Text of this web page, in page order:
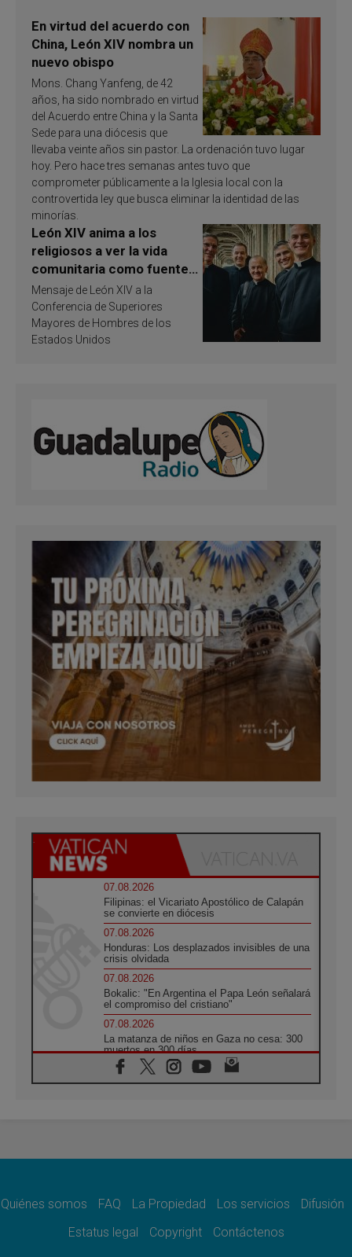
En virtud del acuerdo con
China, León XIV nombra un
nuevo obispo
Mons. Chang Yanfeng, de 42
años, ha sido nombrado en virtud
del Acuerdo entre China y la Santa
Sede para una diócesis que
llevaba veinte años sin pastor. La ordenación tuvo lugar
hoy. Pero hace tres semanas antes tuvo que
comprometer públicamente a la Iglesia local con la
controvertida ley que busca eliminar la identidad de las
minorías.
León XIV anima a los
religiosos a ver la vida
comunitaria como fuente
de inspiración y
santificación
Mensaje de León XIV a la
Conferencia de Superiores
Mayores de Hombres de los
Estados Unidos
07.08.2026
Filipinas: el Vicariato Apostólico de Calapán
se convierte en diócesis
07.08.2026
Honduras: Los desplazados invisibles de una
crisis olvidada
07.08.2026
Bokalic: "En Argentina el Papa León señalará
el compromiso del cristiano"
07.08.2026
La matanza de niños en Gaza no cesa: 300
muertos en 300 días
07.08.2026
Tagle: La guerra desfigura el mundo, solo la
como misión al servicio del Evangelio
SIGNIS 2026, dar voz a las religiosas en el
Quiénes somos FAQ La Propiedad Los servicios
Difusión
Estatus legal
Copyright Contáctenos